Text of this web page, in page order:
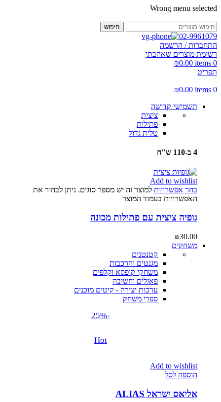
Wrong menu selected
חיפוש
02-9961079
התחברות / הרשמה
רשימת מוצרים שאהבתי
0
items
₪0.00
תפריט
0
items
₪0.00
תשמישי קדושה
ציצית
פתילות
טלית גדול
4 ב-110 ש"ח
Add to wishlist
בחר אפשרויות למוצר זה יש מספר סוגים. ניתן לבחור את
האפשרויות בעמוד המוצר
גופיה ציצית עם פתילות מכונה
₪30.00
משחקים
קטנטנים
מגנטים והרכבות
משחקי קופסא וקלפים
פאזלים וחשיבה
ערכות יצירה - קיטים מוכנים
ספרי משחק
-25%
Hot
Add to wishlist
הוספה לסל
אליאס ישראל ALIAS